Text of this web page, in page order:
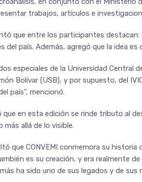
trabajos, artículos e
que entre los participantes
del país. Además, agregó que la idea
especiales de la Universidad Central
Bolívar (USB), y por supuesto, del
país”, mencionó.
que en esta edición se rinde tributo al
más allá de lo visible.
que CONVEMI conmemora su
es su creación, y era realmente
ha sido uno de sus legados y de sus